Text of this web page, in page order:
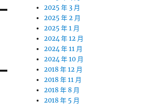
2025 年 3 月
2025 年 2 月
2025 年 1 月
2024 年 12 月
2024 年 11 月
2024 年 10 月
2018 年 12 月
2018 年 11 月
2018 年 8 月
2018 年 5 月